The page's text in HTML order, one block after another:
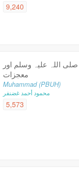
9,240
صلی اللہ علیہ وسلم اور
معجزات
Muhammad (PBUH)
محمود أحمد غضنفر
5,573